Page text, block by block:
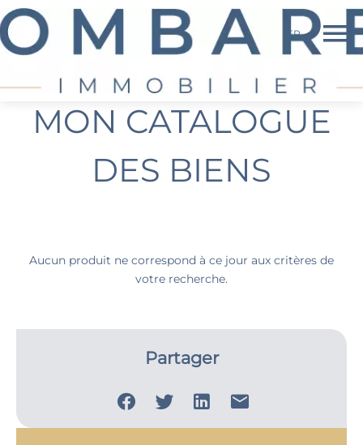
MON CATALOGUE
DES BIENS
Aucun produit ne correspond à ce jour aux critères de
votre recherche.
Partager
FR